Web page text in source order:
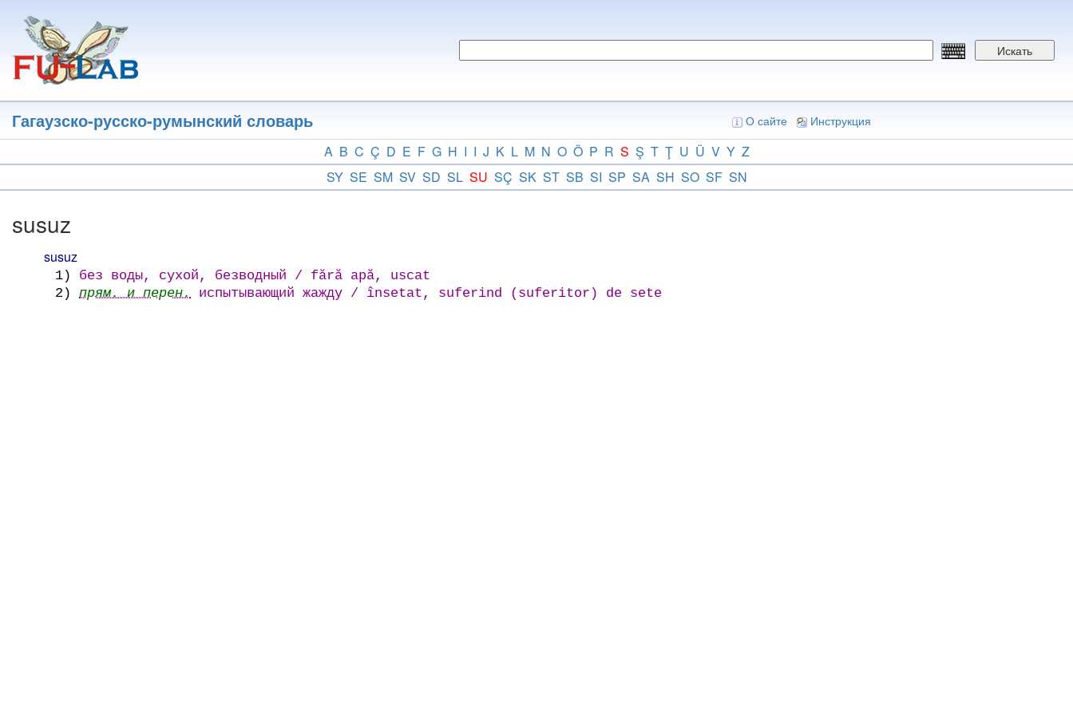
основному
содержанию
Искать
Гагаузско-русско-румынский словарь О сайте Инструкция
A B C Ç D E F G H I I J K L M N O Ö P R S Ş T Ţ U Ü V Y Z
SY SE SM SV SD SL SU SÇ SK ST SB SI SP SA SH SO SF SN
susuz
susuz
1)
без воды, сухой, безводный / fără apă, uscat
2)
прям. и перен. испытывающий жажду / însetat, suferind (suferitor) de sete